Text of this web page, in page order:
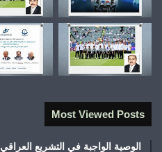
Most Viewed Posts
الوصية الواجبة في التشريع العراقي